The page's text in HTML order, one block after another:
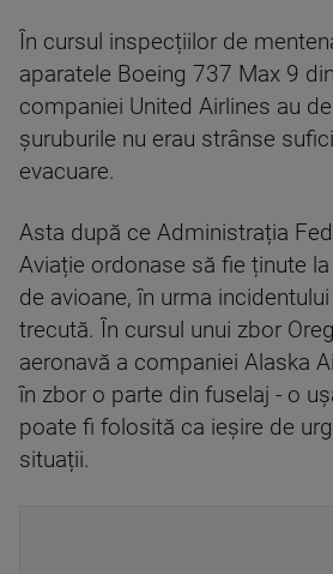
În cursul inspecțiilor de
aparatele Boeing 737 Max 9
companiei United Airlines au
șuruburile nu erau strânse
evacuare.
Asta după ce Administrația
Aviație ordonase să fie ținute
de avioane, în urma
trecută. În cursul unui zbor
aeronavă a companiei Alaska
în zbor o parte din fuselaj - o
poate fi folosită ca ieșire de
situații.